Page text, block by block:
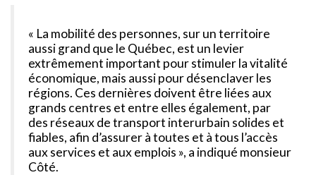
« La mobilité des personnes, sur un territoire
aussi grand que le Québec, est un levier
extrêmement important pour stimuler la vitalité
économique, mais aussi pour désenclaver les
régions. Ces dernières doivent être liées aux
grands centres et entre elles également, par
des réseaux de transport interurbain solides et
fiables, afin d’assurer à toutes et à tous l’accès
aux services et aux emplois », a indiqué monsieur
Côté.